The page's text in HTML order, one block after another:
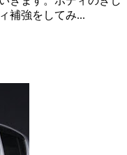
補強をしてみ...